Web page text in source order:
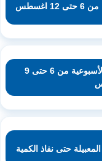
اغسطس
عروض نستو هايبر ماركت الأسبوعية من 6 حتى 9
حتى نفاذ الكمية